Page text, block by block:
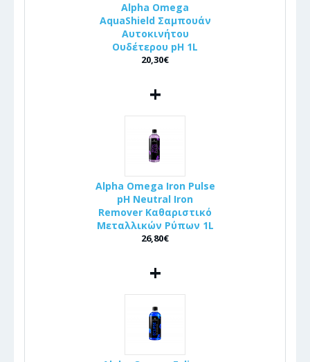
Alpha Omega
AquaShield Σαμπουάν
Αυτοκινήτου
Ουδέτερου pH 1L
20,30€
+
Alpha Omega Iron Pulse
pH Neutral Iron
Remover Καθαριστικό
Μεταλλικών Ρύπων 1L
26,80€
+